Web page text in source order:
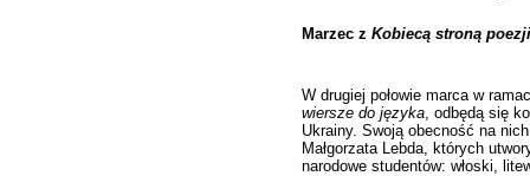
Marzec z Kobiecą stroną poezji
W drugiej połowie marca w
wiersze do języka , odbędą się
Ukrainy. Swoją obecność na
Małgorzata Lebda, których
narodowe studentów: włoski,